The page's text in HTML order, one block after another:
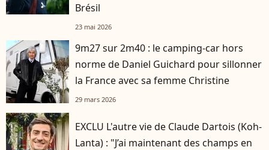
Brésil
23 mai 2026
9m27 sur 2m40 : le camping-car hors
norme de Daniel Guichard pour sillonner
la France avec sa femme Christine
29 mars 2026
EXCLU L'autre vie de Claude Dartois (Koh-
Lanta) : "J’ai maintenant des champs en